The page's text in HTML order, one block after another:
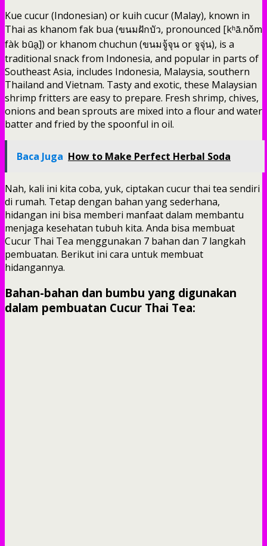
Kue cucur (Indonesian) or kuih cucur (Malay), known in
Thai as khanom fak bua (ขนมฝักบัว, pronounced [kʰā.nǒm
fàk būa̯]) or khanom chuchun (ขนมจู้จุน or จูจุ่น), is a
traditional snack from Indonesia, and popular in parts of
Southeast Asia, includes Indonesia, Malaysia, southern
Thailand and Vietnam. Tasty and exotic, these Malaysian
shrimp fritters are easy to prepare. Fresh shrimp, chives,
onions and bean sprouts are mixed into a flour and water
batter and fried by the spoonful in oil.
Baca Juga How to Make Perfect Herbal Soda
Nah, kali ini kita coba, yuk, ciptakan cucur thai tea sendiri
di rumah. Tetap dengan bahan yang sederhana,
hidangan ini bisa memberi manfaat dalam membantu
menjaga kesehatan tubuh kita. Anda bisa membuat
Cucur Thai Tea menggunakan 7 bahan dan 7 langkah
pembuatan. Berikut ini cara untuk membuat
hidangannya.
Bahan-bahan dan bumbu yang digunakan
dalam pembuatan Cucur Thai Tea: